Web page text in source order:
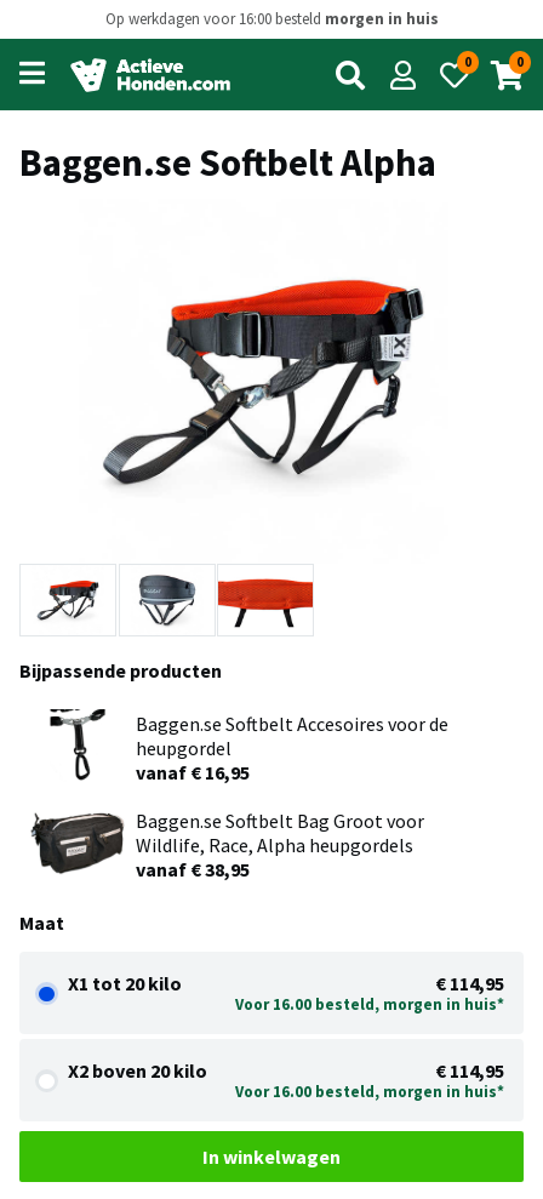
Op werkdagen voor 16:00 besteld morgen in huis
Open
main
menu
0 0
Baggen.se Softbelt Alpha
Bijpassende producten
Baggen.se Softbelt Accesoires voor de
heupgordel
vanaf € 16,95
Baggen.se Softbelt Bag Groot voor
Wildlife, Race, Alpha heupgordels
vanaf € 38,95
Maat
X1 tot 20 kilo € 114,95
Voor 16.00 besteld, morgen in huis*
X2 boven 20 kilo € 114,95
Voor 16.00 besteld, morgen in huis*
In winkelwagen